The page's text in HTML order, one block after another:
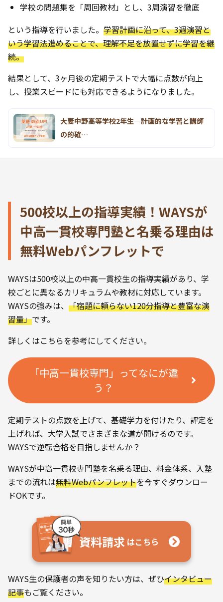
学校の問題集を「周回教材」とし、3周演習を徹底
という指導を行いました。 学習計画に沿って、3週演習と
いう学習法進めることで、理解不足を放置せずに学習を継
続。
結果として、3ヶ月後の定期テストで大幅に点数が向上
し、授業スピードにも対応できるようになりました。
大妻中野高等学校2年生―計画的な学習と講師
の的確…
500校以上の指導実績！WAYSが
中高一貫校専門塾と名乗る理由は
無料Webパンフレットで
WAYSは500校以上の中高一貫校生の指導実績があり、学
校ごとに異なるカリキュラムや教材に対応しています。
WAYSの強みは、 「宿題に頼らない120分指導と豊富な演
習量」です。
詳しくはこちらを参考にしてください。
「中高一貫校専門」ってなにが違
う？
定期テストの点数を上げて、基礎学力を付けたり、評定を
上げれば、大学入試でさまざまな道が開けるのです。
WAYSで逆転合格を目指しませんか？
WAYSが中高一貫校専門塾を名乗る理由、料金体系、入塾
までの流れは無料Webパンフレットを今すぐダウンロー
ドOKです。
資料請求 はこちら
WAYS生の保護者の声を知りたい方は、ぜひインタビュー
記事もご覧ください。